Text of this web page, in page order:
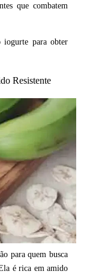
que combatem
iogurte para obter
Resistente
para quem busca
é rica em amido